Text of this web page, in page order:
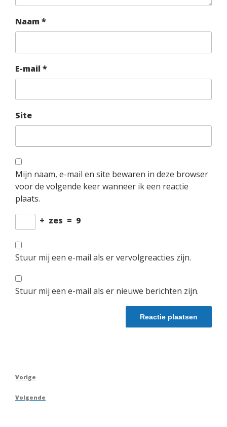
Naam *
E-mail *
Site
Mijn naam, e-mail en site bewaren in deze browser
voor de volgende keer wanneer ik een reactie
plaats.
+ zes = 9
Stuur mij een e-mail als er vervolgreacties zijn.
Stuur mij een e-mail als er nieuwe berichten zijn.
Berichtnavigatie
Vorig
Vorige
Volgend
Volgende